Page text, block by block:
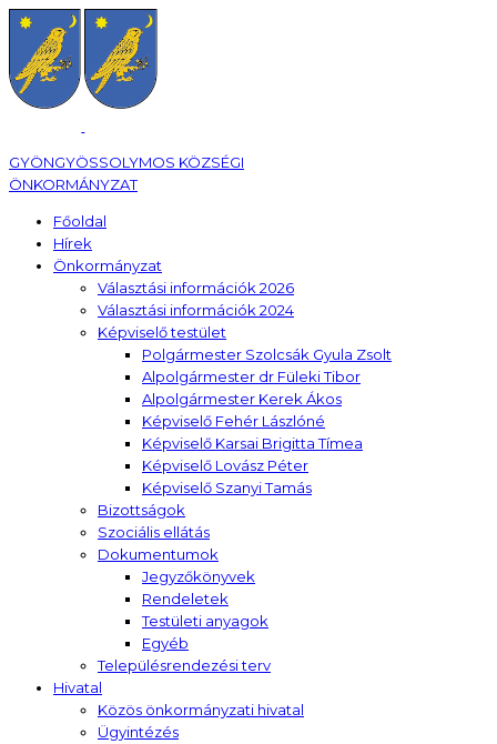
GYÖNGYÖSSOLYMOS KÖZSÉGI
ÖNKORMÁNYZAT
Főoldal
Hírek
Önkormányzat
Választási információk 2026
Választási információk 2024
Képviselő testület
Polgármester Szolcsák Gyula Zsolt
Alpolgármester dr Füleki Tibor
Alpolgármester Kerek Ákos
Képviselő Fehér Lászlóné
Képviselő Karsai Brigitta Tímea
Képviselő Lovász Péter
Képviselő Szanyi Tamás
Bizottságok
Szociális ellátás
Dokumentumok
Jegyzőkönyvek
Rendeletek
Testületi anyagok
Egyéb
Településrendezési terv
Hivatal
Közös önkormányzati hivatal
Ügyintézés